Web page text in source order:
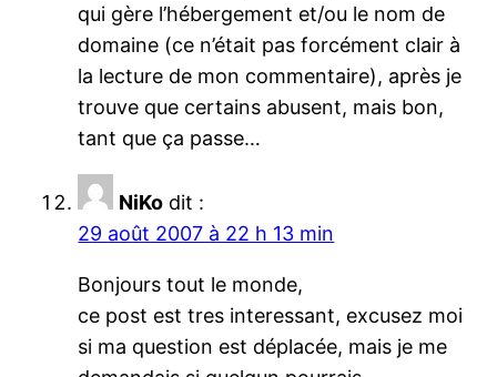
qui gère l’hébergement et/ou le nom de
domaine (ce n’était pas forcément clair à
la lecture de mon commentaire), après je
trouve que certains abusent, mais bon,
tant que ça passe…
NiKo dit :
29 août 2007 à 22 h 13 min
Bonjours tout le monde,
ce post est tres interessant, excusez moi
si ma question est déplacée, mais je me